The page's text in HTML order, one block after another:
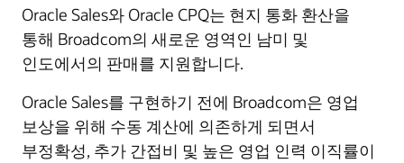
Oracle Sales와 Oracle CPQ는 현지 통화 환산을
통해 Broadcom의 새로운 영역인 남미 및
인도에서의 판매를 지원합니다.
Oracle Sales를 구현하기 전에 Broadcom은 영업
보상을 위해 수동 계산에 의존하게 되면서
부정확성, 추가 간접비 및 높은 영업 인력 이직률이